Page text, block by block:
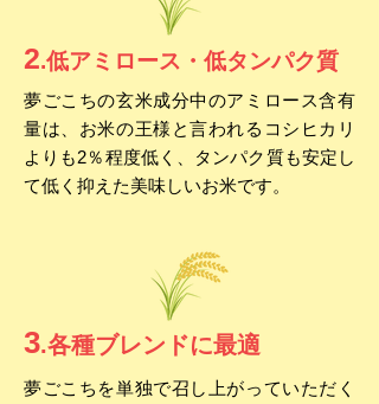
2.低アミロース・低タンパク質
夢ごこちの玄米成分中のアミロース含有
量は、お米の王様と言われるコシヒカリ
よりも2％程度低く、タンパク質も安定し
て低く抑えた美味しいお米です。
3.各種ブレンドに最適
夢ごこちを単独で召し上がっていただく